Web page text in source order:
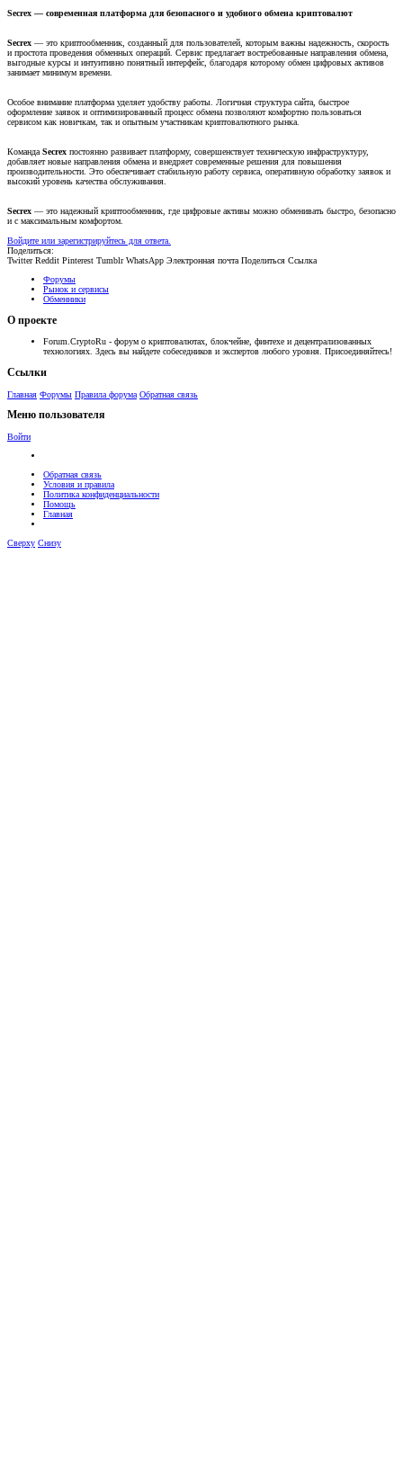
Secrex — современная платформа для безопасного и удобного обмена криптовалют
Secrex — это криптообменник, созданный для пользователей, которым важны надежность, скорость
и простота проведения обменных операций. Сервис предлагает востребованные направления обмена,
выгодные курсы и интуитивно понятный интерфейс, благодаря которому обмен цифровых активов
занимает минимум времени.
Особое внимание платформа уделяет удобству работы. Логичная структура сайта, быстрое
оформление заявок и оптимизированный процесс обмена позволяют комфортно пользоваться
сервисом как новичкам, так и опытным участникам криптовалютного рынка.
Команда Secrex постоянно развивает платформу, совершенствует техническую инфраструктуру,
добавляет новые направления обмена и внедряет современные решения для повышения
производительности. Это обеспечивает стабильную работу сервиса, оперативную обработку заявок и
высокий уровень качества обслуживания.
Secrex — это надежный криптообменник, где цифровые активы можно обменивать быстро, безопасно
и с максимальным комфортом.
Войдите или зарегистрируйтесь для ответа.
Поделиться:
Twitter Reddit Pinterest Tumblr WhatsApp Электронная почта Поделиться Ссылка
Форумы
Рынок и сервисы
Обменники
О проекте
Forum.CryptoRu - форум о криптовалютах, блокчейне, финтехе и децентрализованных
технологиях. Здесь вы найдете собеседников и экспертов любого уровня. Присоединяйтесь!
Ссылки
Главная Форумы Правила форума Обратная связь
Меню пользователя
Войти
Обратная связь
Условия и правила
Политика конфиденциальности
Помощь
Главная
Сверху Снизу